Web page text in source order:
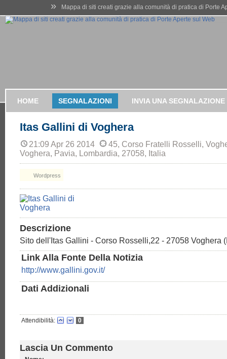
» Mappa di siti creati grazie alla comunità di pratica di Porte
HOME SEGNALAZIONI INVIA UNA SEGNALAZIONE
Itas Gallini di Voghera
21:09 Apr 26 2014
45, Corso Fratelli Rosselli,
Voghera, Pavia, Lombardia, 27058, Italia
Wordpress
Descrizione
Sito dell'Itas Gallini - Corso Rosselli,22 - 27058 Voghera
Link Alla Fonte Della Notizia
http://www.gallini.gov.it/
Dati Addizionali
Attendibilità: 0
Lascia Un Commento